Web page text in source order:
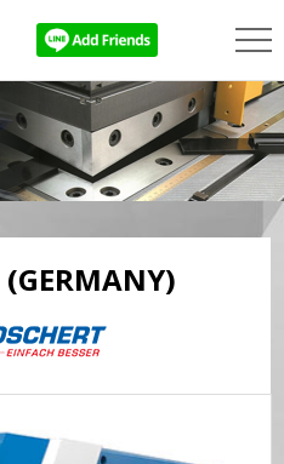
(GERMANY)